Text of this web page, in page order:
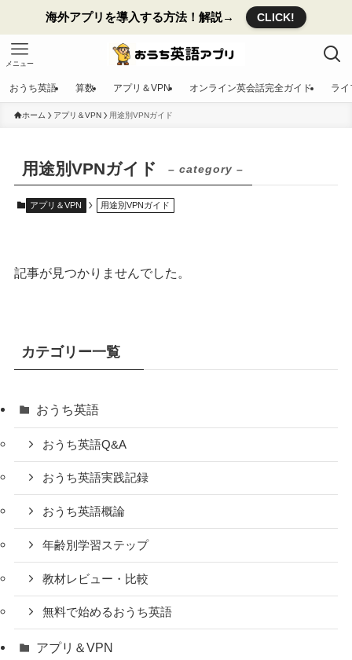
海外アプリを導入する方法！解説→ CLICK!
メニュー
おうち英語 算数 アプリ＆VPN オンライン英会話完全ガイド ラ
ホーム アプリ＆VPN 用途別VPNガイド
用途別VPNガイド – category –
アプリ＆VPN 用途別VPNガイド
記事が見つかりませんでした。
カテゴリー一覧
おうち英語
おうち英語Q&A
おうち英語実践記録
おうち英語概論
年齢別学習ステップ
教材レビュー・比較
無料で始めるおうち英語
アプリ＆VPN